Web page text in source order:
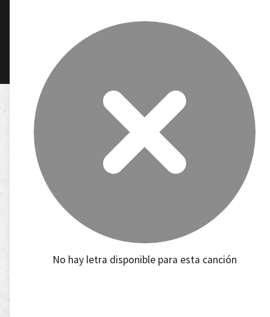
No hay letra disponible para esta canción